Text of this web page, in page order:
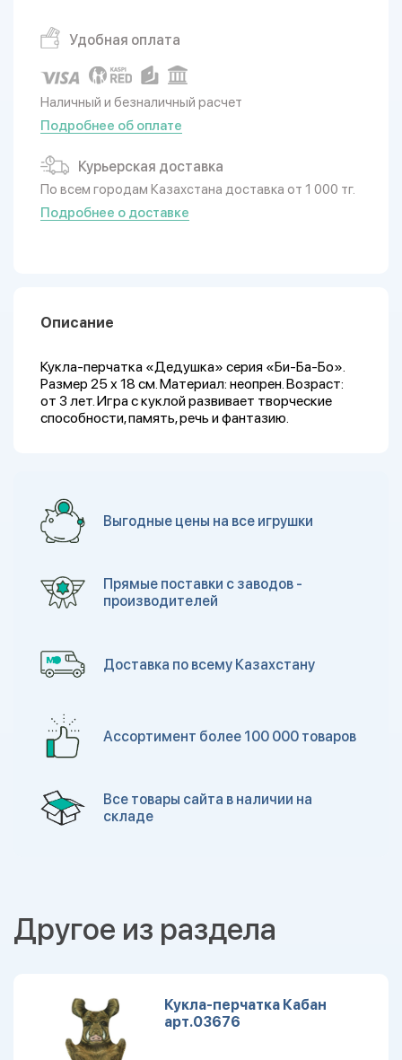
Удобная оплата
Наличный и безналичный расчет
Подробнее об оплате
Курьерская доставка
По всем городам Казахстана доставка от 1 000 тг.
Подробнее о доставке
Описание
Кукла-перчатка «Дедушка» серия «Би-Ба-Бо».
Размер 25 х 18 см. Материал: неопрен. Возраст:
от 3 лет. Игра с куклой развивает творческие
способности, память, речь и фантазию.
Выгодные цены на все игрушки
Прямые поставки с заводов -
производителей
Доставка по всему Казахстану
Ассортимент более 100 000 товаров
Все товары сайта в наличии на
складе
Другое из раздела
Кукла-перчатка Кабан
арт.03676